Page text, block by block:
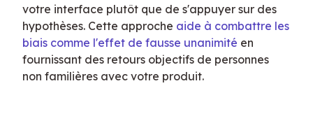
votre interface plutôt que de s'appuyer sur des
hypothèses. Cette approche aide à combattre les
biais comme l'effet de fausse unanimité en
fournissant des retours objectifs de personnes
non familières avec votre produit.